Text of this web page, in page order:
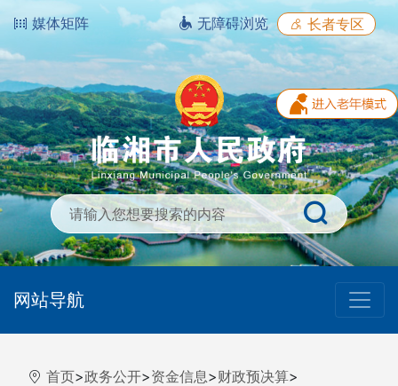
媒体矩阵 无障碍浏览 长者专区
网站导航
首页>政务公开>资金信息>财政预决算>